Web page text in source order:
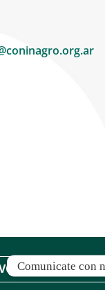
A
Comunicate con